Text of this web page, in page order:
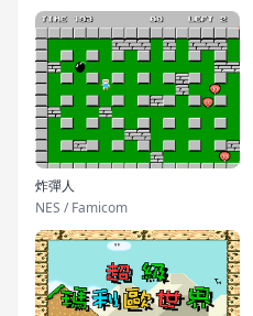
炸彈人
NES / Famicom